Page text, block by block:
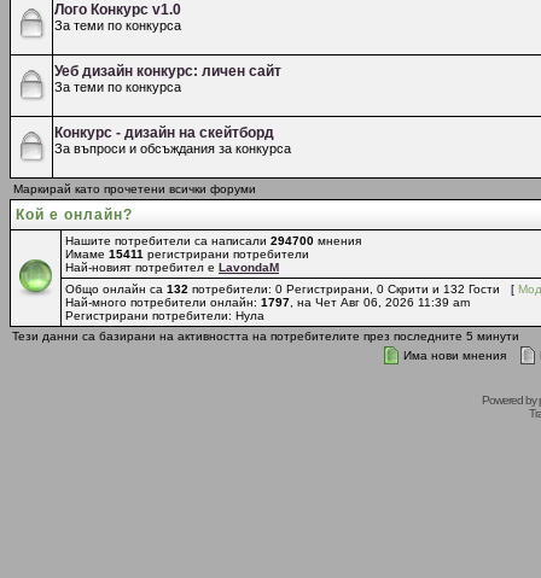
Лого Конкурс v1.0
За теми по конкурса
Уеб дизайн конкурс: личен сайт
За теми по конкурса
Конкурс - дизайн на скейтборд
За въпроси и обсъждания за конкурса
Маркирай като прочетени всички форуми
Кой е онлайн?
Нашите потребители са написали 294700 мнения
Имаме 15411 регистрирани потребители
Най-новият потребител е LavondaM
Общо онлайн са 132 потребители: 0 Регистрирани, 0 Скрити и 132 Гости [
Най-много потребители онлайн: 1797 , на Чет Авг 06, 2026 11:39 am
Регистрирани потребители: Нула
Тези данни са базирани на активността на потребителите през последните 5 минути
Има нови мнения
Powered by